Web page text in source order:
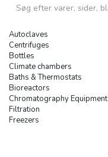
Autoclaves
Centrifuges
Bottles
Climate chambers
Baths & Thermostats
Bioreactors
Chromatography Equipment
Filtration
Freezers